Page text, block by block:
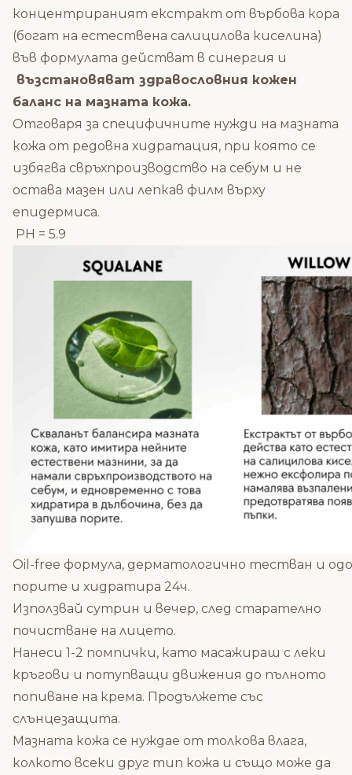
концентрираният екстракт от върбова кора
(богат на естествена салицилова киселина)
във формулата действат в синергия и
възстановяват здравословния кожен
баланс на мазната кожа.
Отговаря за специфичните нужди на мазната
кожа от редовна хидратация, при която се
избягва свръхпроизводство на себум и не
остава мазен или лепкав филм върху
епидермиса.
PH = 5.9
Oil-free формула, дерматологично тестван и
порите и хидратира 24ч.
Използвай сутрин и вечер, след старателно
почистване на лицето.
Нанеси 1-2 помпички, като масажираш с леки
кръгови и потупващи движения до пълното
попиване на крема. Продължете със
слънцезащита.
Мазната кожа се нуждае от толкова влага,
колкото всеки друг тип кожа и също може да